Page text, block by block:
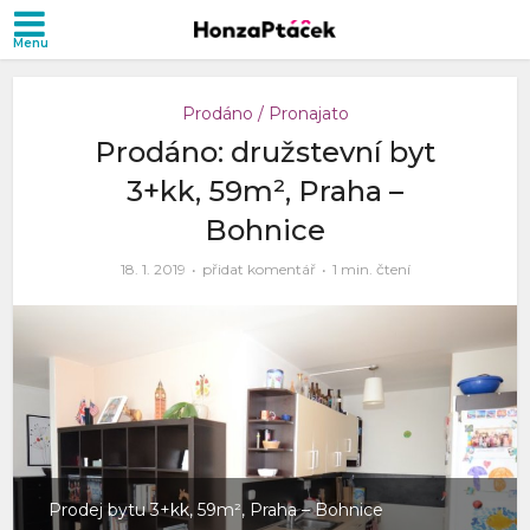
Prodáno / Pronajato
Prodáno: družstevní byt
3+kk, 59m², Praha –
Bohnice
18. 1. 2019 přidat komentář 1 min. čtení
Prodej bytu 3+kk, 59m², Praha – Bohnice